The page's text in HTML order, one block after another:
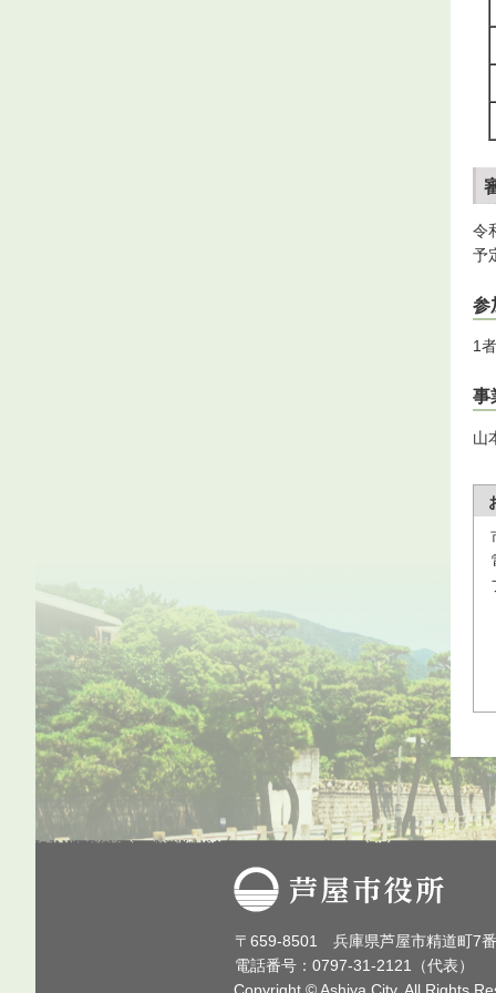
令
予
参
1者
事
山
芦屋市役所
〒659-8501 兵庫県芦屋市精道町7
電話番号：0797-31-2121（代表）
Copyright © Ashiya City. All Rights